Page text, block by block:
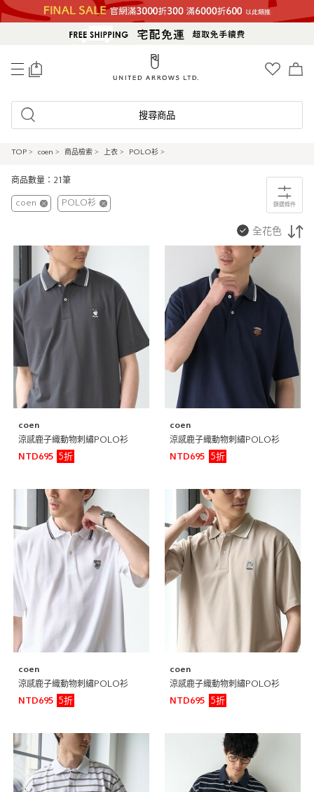
搜尋商品
TOP > coen > 商品檢索 > 上衣 > POLO衫 >
商品數量：21筆
篩選條件
coen POLO衫
全花色
coen
涼感鹿子織動物刺繡POLO衫
NTD695
5折
coen
涼感鹿子織動物刺繡POLO衫
NTD695
5折
coen
涼感鹿子織動物刺繡POLO衫
NTD695
5折
coen
涼感鹿子織動物刺繡POLO衫
NTD695
5折